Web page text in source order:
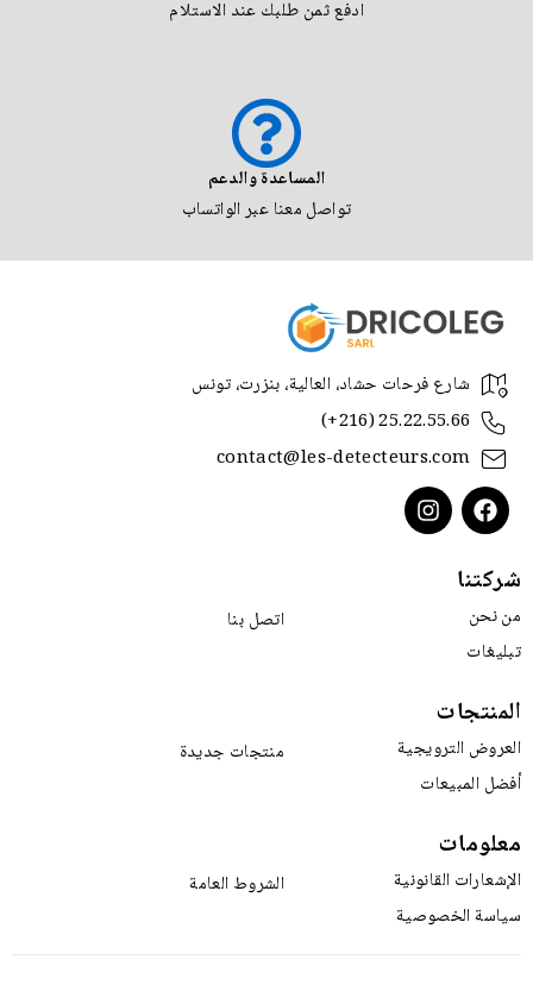
ادفع ثمن طلبك عند الاستلام
المساعدة والدعم
تواصل معنا عبر الواتساب
شارع فرحات حشاد، العالية، بنزرت، تونس
(+216) 25.22.55.66
contact@les-detecteurs.com
شركتنا
من نحن
اتصل بنا
تبليغات
المنتجات
العروض الترويجية
منتجات جديدة
أفضل المبيعات
معلومات
الإشعارات القانونية
الشروط العامة
سياسة الخصوصية